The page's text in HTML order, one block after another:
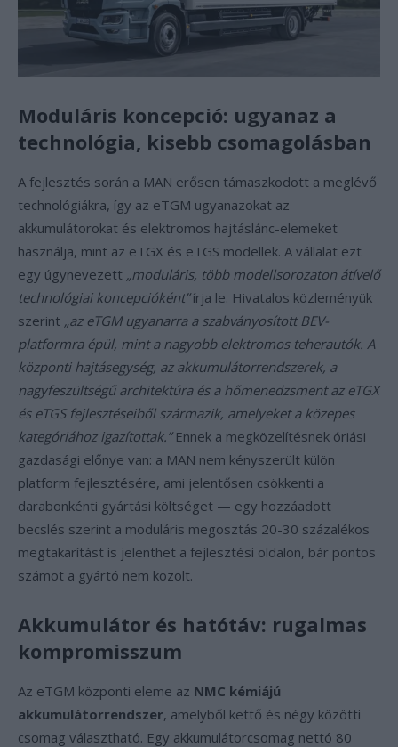
Moduláris koncepció: ugyanaz a
technológia, kisebb csomagolásban
A fejlesztés során a MAN erősen támaszkodott a meglévő
technológiákra, így az eTGM ugyanazokat az
akkumulátorokat és elektromos hajtáslánc-elemeket
használja, mint az eTGX és eTGS modellek. A vállalat ezt
egy úgynevezett „moduláris, több modellsorozaton átívelő
technológiai koncepcióként”írja le. Hivatalos közleményük
szerint „az eTGM ugyanarra a szabványosított BEV-
platformra épül, mint a nagyobb elektromos teherautók. A
központi hajtásegység, az akkumulátorrendszerek, a
nagyfeszültségű architektúra és a hőmenedzsment az eTGX
és eTGS fejlesztéseiből származik, amelyeket a közepes
kategóriához igazítottak.”Ennek a megközelítésnek óriási
gazdasági előnye van: a MAN nem kényszerült külön
platform fejlesztésére, ami jelentősen csökkenti a
darabonkénti gyártási költséget — egy hozzáadott
becslés szerint a moduláris megosztás 20-30 százalékos
megtakarítást is jelenthet a fejlesztési oldalon, bár pontos
számot a gyártó nem közölt.
Akkumulátor és hatótáv: rugalmas
kompromisszum
Az eTGM központi eleme az NMC kémiájú
akkumulátorrendszer, amelyből kettő és négy közötti
csomag választható. Egy akkumulátorcsomag nettó 80